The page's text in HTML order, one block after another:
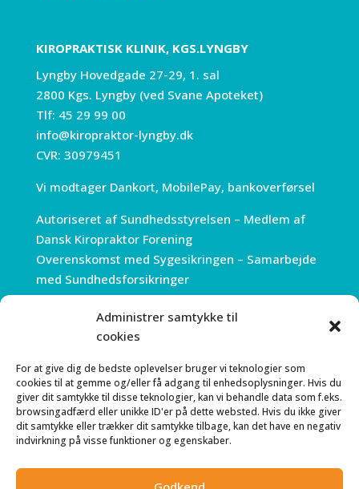
Administrer samtykke til
cookies
For at give dig de bedste oplevelser bruger vi teknologier som
cookies til at gemme og/eller få adgang til enhedsoplysninger. Hvis du
giver dit samtykke til disse teknologier, kan vi behandle data som f.eks.
browsingadfærd eller unikke ID'er på dette websted. Hvis du ikke giver
dit samtykke eller trækker dit samtykke tilbage, kan det have en negativ
indvirkning på visse funktioner og egenskaber.
KIROPRAKTISK KLINIK, KGS.LYNGBY
Lyngby Hovedgade 27-29, 1. sal
2800 Kgs. Lyngby (ved Svane Apoteket)
Tlf: 45 29 99 00
info@kiropraktor-lyngby.dk
CVR: 30979451
Vi modtager Dankort, MobilePay, bankoverførsel
Autoriseret af Sundhedsstyrelsen – Medlem af
Dansk Kiropraktor Forening
Overenskomst med Sygesikringen – Samarbejde
med Sundhedsforsikringer
ÅBNINGSTIDER
Tirsdag 7:30 – 18.00
Onsdag 7:30 – 18.00
Torsdag 7:30 – 18.00
Fredag 7.30 – 15.00
Telefonerne åbner alle dage kl. 8.00